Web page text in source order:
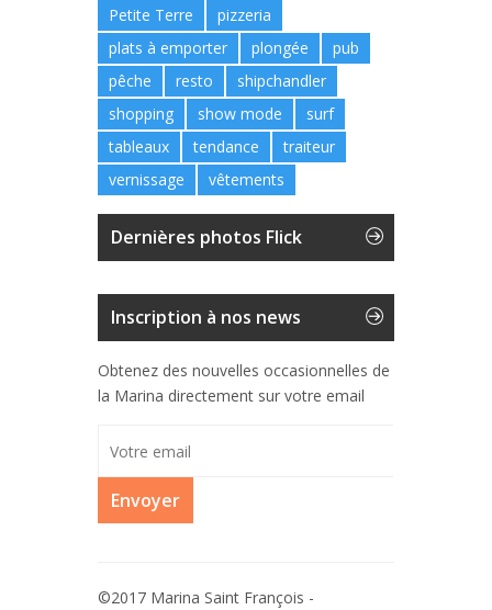
Petite Terre
pizzeria
plats à emporter
plongée
pub
pêche
resto
shipchandler
shopping
show mode
surf
tableaux
tendance
traiteur
vernissage
vêtements
Dernières photos Flick
Inscription à nos news
Obtenez des nouvelles occasionnelles de
la Marina directement sur votre email
Envoyer
©2017 Marina Saint François -